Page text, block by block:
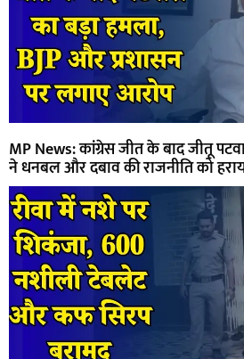
MP News: कांग्रेस जीत के बाद जीतू
ने धनबल और दबाव की राजनीति को